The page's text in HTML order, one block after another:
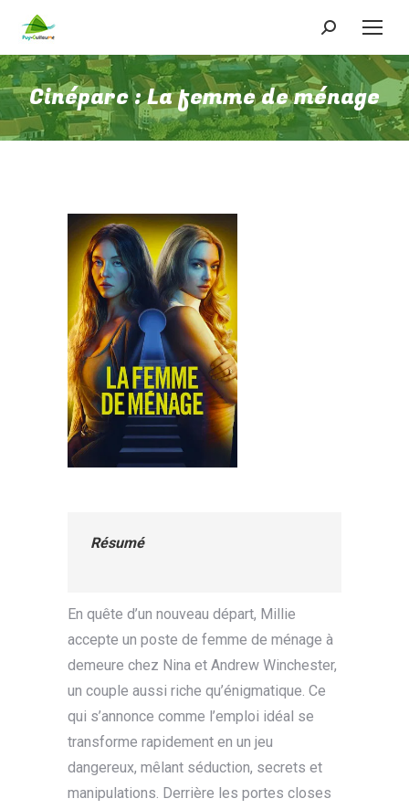
Recherche
:
Cinéparc : La femme de ménage
Résumé
En quête d’un nouveau départ, Millie
accepte un poste de femme de ménage à
demeure chez Nina et Andrew Winchester,
un couple aussi riche qu’énigmatique. Ce
qui s’annonce comme l’emploi idéal se
transforme rapidement en un jeu
dangereux, mêlant séduction, secrets et
manipulations. Derrière les portes closes